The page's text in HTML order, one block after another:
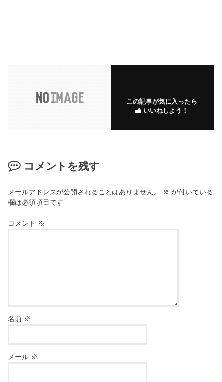
この記事が気に入ったら
いいねしよう！
コメントを残す
メールアドレスが公開されることはありません。 ※ が付いている
欄は必須項目です
コメント ※
名前 ※
メール ※